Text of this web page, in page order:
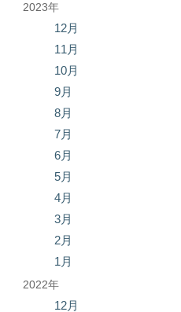
2023年
12月
11月
10月
9月
8月
7月
6月
5月
4月
3月
2月
1月
2022年
12月